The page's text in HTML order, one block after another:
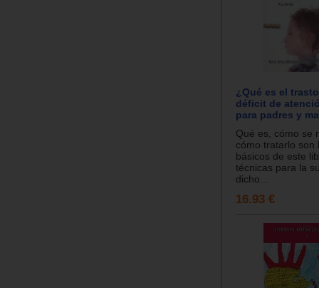
¿Qué es el
déficit de
para padres y
Qué es, cómo se
cómo tratarlo son
básicos de este
técnicas para la
dicho...
16.93 €